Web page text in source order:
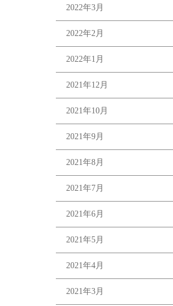
2022年3月
2022年2月
2022年1月
2021年12月
2021年10月
2021年9月
2021年8月
2021年7月
2021年6月
2021年5月
2021年4月
2021年3月